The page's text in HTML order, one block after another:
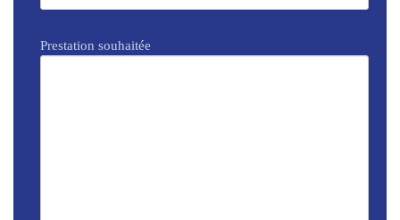
Prestation souhaitée